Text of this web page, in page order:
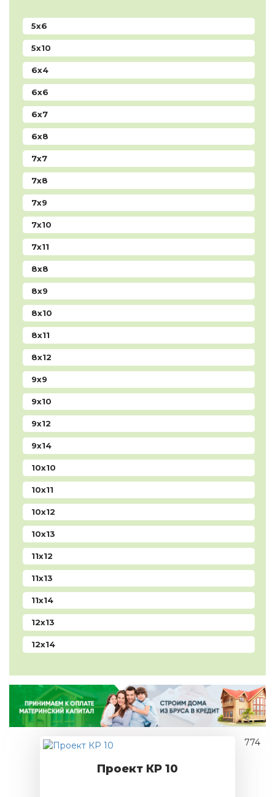
5x6
5x10
6x4
6x6
6x7
6x8
7x7
7x8
7x9
7x10
7x11
8x8
8x9
8x10
8x11
8x12
9x9
9x10
9x12
9x14
10x10
10x11
10x12
10x13
11x12
11x13
11x14
12x13
12x14
774
Проект КР 10